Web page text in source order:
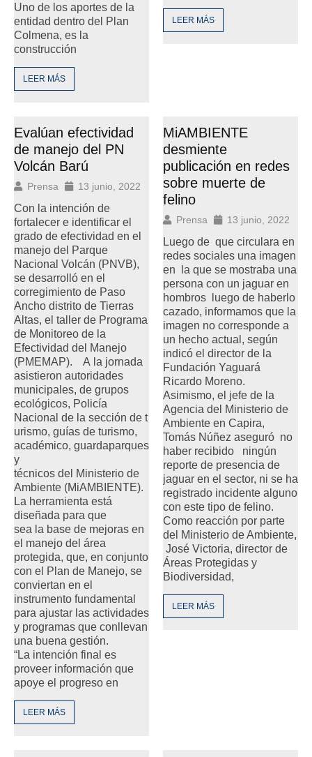
Uno de los aportes de la
entidad dentro del Plan
Colmena, es la
construcción
LEER MÁS
LEER MÁS
Evalúan efectividad
de manejo del PN
Volcán Barú
Prensa 13 junio, 2022
Con la intención de
fortalecer e identificar el
grado de efectividad en el
manejo del Parque
Nacional Volcán (PNVB),
se desarrolló en el
corregimiento de Paso
Ancho distrito de Tierras
Altas, el taller de Programa
de Monitoreo de la
Efectividad del Manejo
(PMEMAP). A la jornada
asistieron autoridades
municipales, de grupos
ecológicos, Policía
Nacional de la sección de t
urismo, guías de turismo,
académico, guardaparques
y
técnicos del Ministerio de
Ambiente (MiAMBIENTE).
La herramienta está
diseñada para que
sea la base de mejoras en
el manejo del área
protegida, que, en conjunto
con el Plan de Manejo, se
conviertan en el
instrumento fundamental
para ajustar las actividades
y programas que conllevan
una buena gestión.
“La intención final es
proveer información que
apoye el progreso en
LEER MÁS
MiAMBIENTE
desmiente
publicación en redes
sobre muerte de
felino
Prensa 13 junio, 2022
Luego de que circulara en
redes sociales una imagen
en la que se mostraba una
persona con un jaguar en
hombros luego de haberlo
cazado, informamos que la
imagen no corresponde a
un hecho actual, según
indicó el director de la
Fundación Yaguará
Ricardo Moreno.
Asimismo, el jefe de la
Agencia del Ministerio de
Ambiente en Capira,
Tomás Núñez aseguró no
haber recibido ningún
reporte de presencia de
jaguar en el sector, ni se ha
registrado incidente alguno
con este tipo de felino.
Como reacción por parte
del Ministerio de Ambiente,
José Victoria, director de
Áreas Protegidas y
Biodiversidad,
LEER MÁS